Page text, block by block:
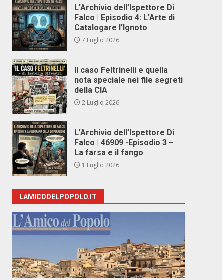
L’Archivio dell’Ispettore Di
Falco | Episodio 4: L’Arte di
Catalogare l’Ignoto
7 Luglio 2026
Il caso Feltrinelli e quella
nota speciale nei file segreti
della CIA
2 Luglio 2026
L’Archivio dell’Ispettore Di
Falco | 46909 -Episodio 3 –
La farsa e il fango
1 Luglio 2026
LAMICODELPOPOLO.IT